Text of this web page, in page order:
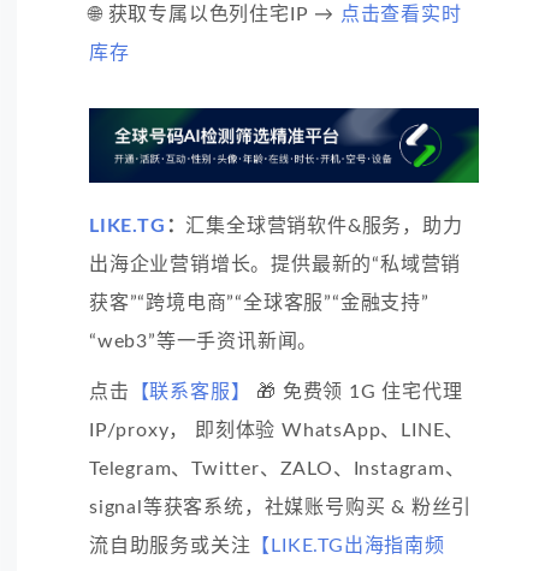
🌐 获取专属以色列住宅IP → 点击查看实时
库存
LIKE.TG ： 汇集全球营销软件&服务，助力
出海企业营销增长。提供最新的“私域营销
获客”“跨境电商”“全球客服”“金融支持”
“web3”等一手资讯新闻。
点击 【联系客服】
🎁 免费领 1G 住宅代理
IP/proxy， 即刻体验 WhatsApp、LINE、
Telegram、Twitter、ZALO、Instagram、
signal等获客系统，社媒账号购买 & 粉丝引
流自助服务或关注 【LIKE.TG出海指南频